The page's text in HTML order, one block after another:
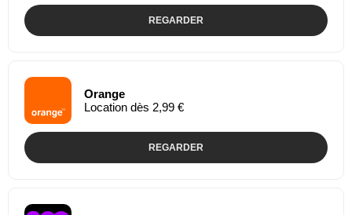
REGARDER
Orange
Location dès 2,99 €
REGARDER